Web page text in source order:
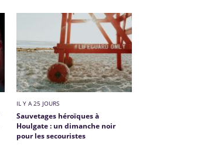
IL Y A 25 JOURS
Sauvetages héroïques à
Houlgate : un dimanche noir
pour les secouristes